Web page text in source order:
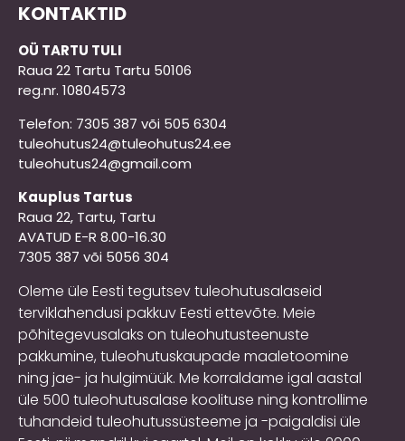
KONTAKTID
OÜ TARTU TULI
Raua 22 Tartu Tartu 50106
reg.nr. 10804573
Telefon: 7305 387 või 505 6304
tuleohutus24@tuleohutus24.ee
tuleohutus24@gmail.com
Kauplus Tartus
Raua 22, Tartu, Tartu
AVATUD E-R 8.00-16.30
7305 387 või 5056 304
Oleme üle Eesti tegutsev tuleohutusalaseid
terviklahendusi pakkuv Eesti ettevõte. Meie
põhitegevusalaks on tuleohutusteenuste
pakkumine, tuleohutuskaupade maaletoomine
ning jae- ja hulgimüük. Me korraldame igal aastal
üle 500 tuleohutusalase koolituse ning kontrollime
tuhandeid tuleohutussüsteeme ja -paigaldisi üle